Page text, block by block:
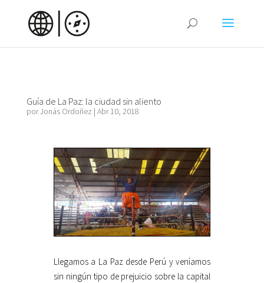
Guía de La Paz: la ciudad sin aliento
porJonás Ordoñez | Abr 10, 2018
Llegamos a La Paz desde Perú y veníamos
sin ningún tipo de prejuicio sobre la capital